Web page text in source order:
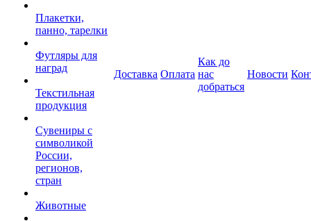
Плакетки,
панно, тарелки
Футляры для
наград
Текстильная
продукция
Сувениры с
символикой
России,
регионов,
стран
Животные
Доставка Оплата
Как до
нас
добраться
Новости